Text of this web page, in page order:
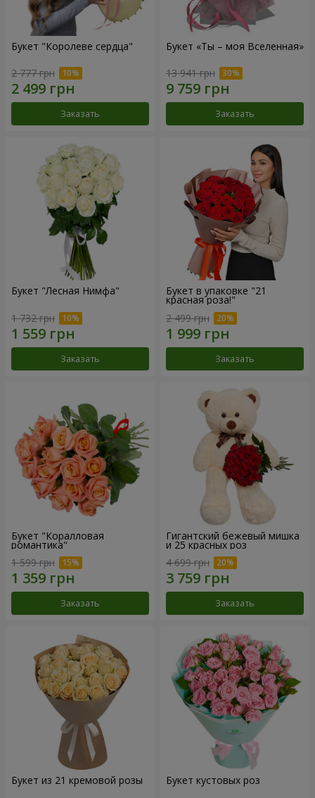
Букет "Королеве сердца"
2 777 грн
Заказать
Букет «Ты – моя Вселенная»
13 941 грн
Заказать
Букет "Лесная Нимфа"
1 732 грн
Заказать
Букет в упаковке "21
красная роза!"
2 499 грн
Заказать
Букет "Коралловая
романтика"
1 599 грн
Заказать
Гигантский бежевый мишка
и 25 красных роз
4 699 грн
Заказать
Букет из 21 кремовой розы Букет кустовых роз